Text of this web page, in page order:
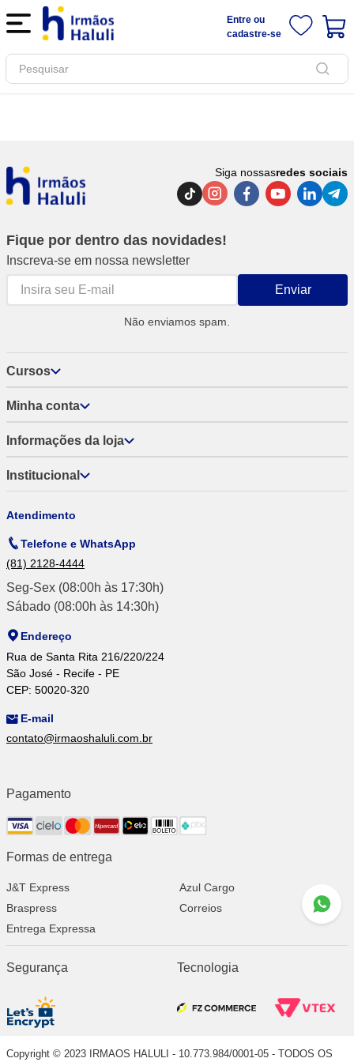
Entre ou
cadastre-se
Pesquisar
Siga nossasredes sociais
Fique por dentro das novidades!
Inscreva-se em nossa newsletter
Enviar
Não enviamos spam.
Cursos
Minha conta
Informações da loja
Institucional
Atendimento
Telefone e WhatsApp
(81) 2128-4444
Seg-Sex (08:00h às 17:30h)
Sábado (08:00h às 14:30h)
Endereço
Rua de Santa Rita 216/220/224
São José - Recife - PE
CEP: 50020-320
E-mail
contato@irmaoshaluli.com.br
Pagamento
Formas de entrega
J&T Express
Azul Cargo
Braspress
Correios
Entrega Expressa
Segurança Tecnologia
Copyright © 2023 IRMAOS HALULI - 10.773.984/0001-05 - TODOS OS